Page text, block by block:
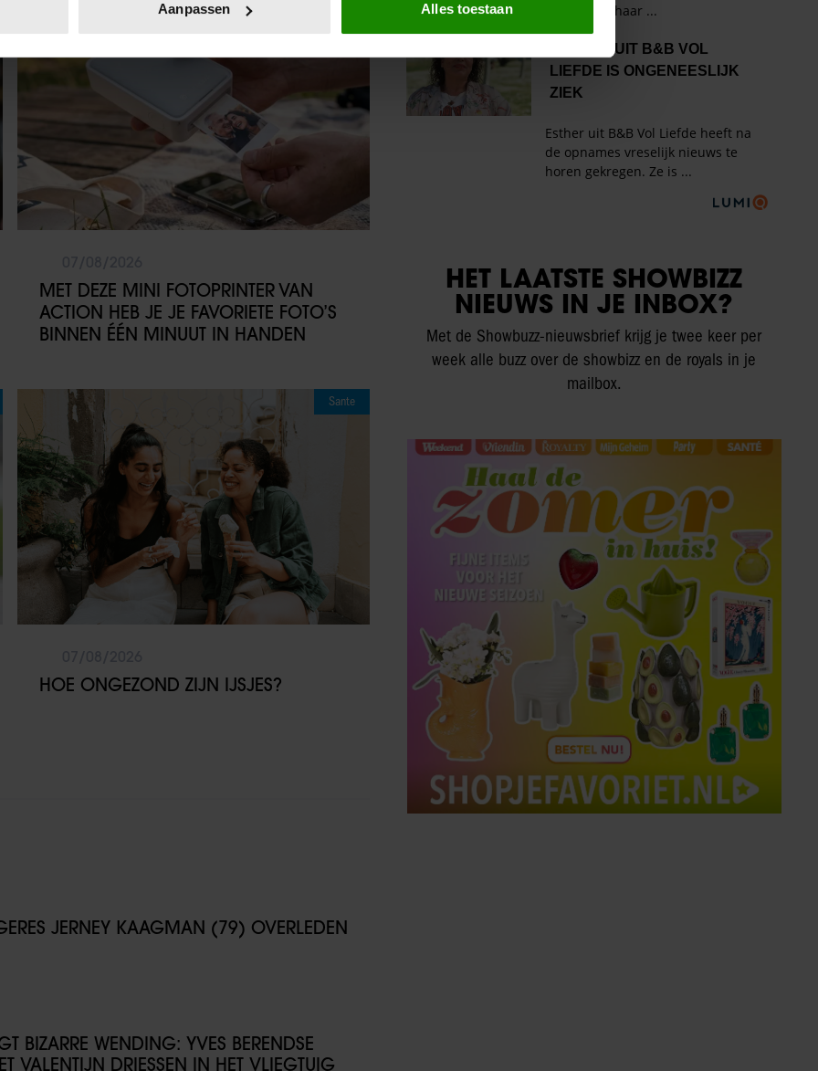
of intrekken in de Cookieverklaring.
en advertenties te personaliseren, om functies voor social media te bieden en om ons
Ook delen we informatie over uw gebruik van onze site met onze partners voor social
Deze partners kunnen deze gegevens combineren met andere informatie die u aan ze heeft
op basis van uw gebruik van hun services. U gaat akkoord met onze cookies als u
Aanpassen Alles toestaan
MET DEZE MINI FOTOPRINTER VAN
ACTION HEB JE JE FAVORIETE FOTO’S
BINNEN ÉÉN MINUUT IN HANDEN
Sante
HOE ONGEZOND ZIJN IJSJES?
JERNEY KAAGMAN (79) OVERLEDEN
BIZARRE WENDING: YVES BERENDSE
VALENTIJN DRIESSEN IN HET VLIEGTUIG
HET LAATSTE SHOWBIZZ
NIEUWS IN JE INBOX?
Met de Showbuzz-nieuwsbrief krijg je twee keer per
week alle buzz over de showbizz en de royals in je
mailbox.